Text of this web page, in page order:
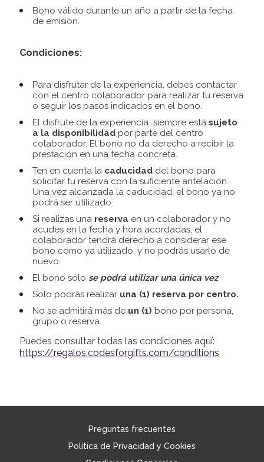
Bono válido durante un año a partir de la fecha
de emisión.
Condiciones:
Para disfrutar de la experiencia, debes contactar
con el centro colaborador para realizar tu reserva
o seguir los pasos indicados en el bono.
El disfrute de la experiencia siempre estásujeto
a la disponibilidad por parte del centro
colaborador. El bono no da derecho a recibir la
prestación en una fecha concreta.
Ten en cuenta la caducidad del bono para
solicitar tu reserva con la suficiente antelación.
Una vez alcanzada la caducidad, el bono ya no
podrá ser utilizado.
Si realizas una reserva en un colaborador y no
acudes en la fecha y hora acordadas, el
colaborador tendrá derecho a considerar ese
bono como ya utilizado, y no podrás usarlo de
nuevo.
El bono sólose podrá utilizar una única vez.
Solo podrás realizar una (1) reserva por centro.
No se admitirá más de un (1) bono por persona,
grupo o reserva.
Puedes consultar todas las condiciones aquí:
https://regalos.codesforgifts.com/conditions
Preguntas frecuentes
Política de Privacidad y Cookies